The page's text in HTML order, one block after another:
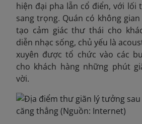
hiện đại pha lẫn cổ điển, với lối
sang trọng. Quán có không
tạo cảm giác thư thái cho
diễn nhạc sống, chủ yếu là
xuyên được tổ chức vào các
cho khách hàng những phút
vời.